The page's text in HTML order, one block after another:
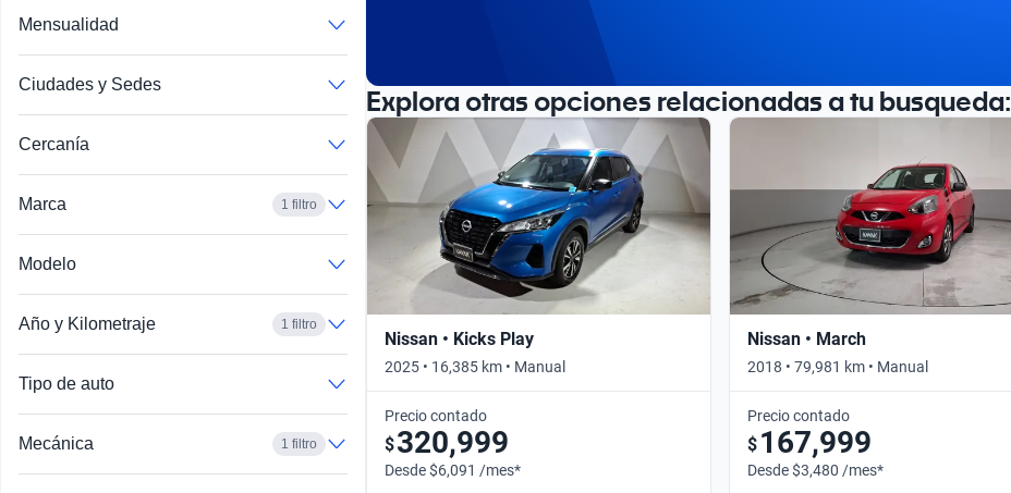
Mensualidad
Ciudades y Sedes
Cercanía
Marca 1 filtro
Modelo
Año y Kilometraje 1 filtro
Tipo de auto
Mecánica 1 filtro
Explora otras opciones relacionadas a tu busqueda:
Nissan • Kicks Play
2025 • 16,385 km • Manual
Precio contado
$320,999
Desde $6,091 /mes*
Nissan • March
2018 • 79,981 km • Manual
Precio contado
$ 167,999
Desde $3,480 /mes*